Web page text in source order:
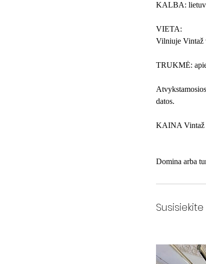
KALBA:
VIETA:
Vilniuje Vintaž
TRUKMĖ:
datos.
KAINA Vintaž
Susisiekite